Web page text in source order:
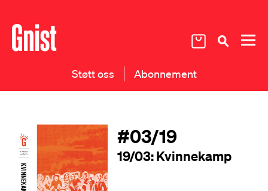
Støtt oss Abonnement
#03/19
19/03: Kvinnekamp